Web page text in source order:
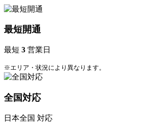
最短開通
最短 3 営業日
※エリア・状況により異なります。
全国対応
日本全国 対応